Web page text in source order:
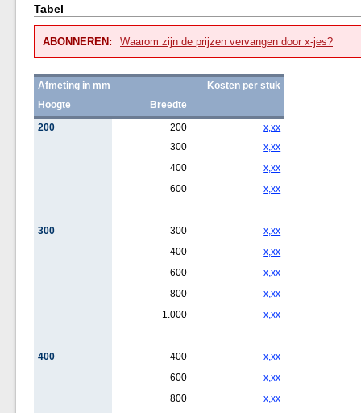
Tabel
ABONNEREN: Waarom zijn de prijzen vervangen door x-jes?
Afmeting in mm
Kosten per stuk
Hoogte
Breedte
200
200
x,xx
300
x,xx
400
x,xx
600
x,xx
300 300
x,xx
400
x,xx
600
x,xx
800
x,xx
1.000
x,xx
400 400
x,xx
600
x,xx
800
x,xx